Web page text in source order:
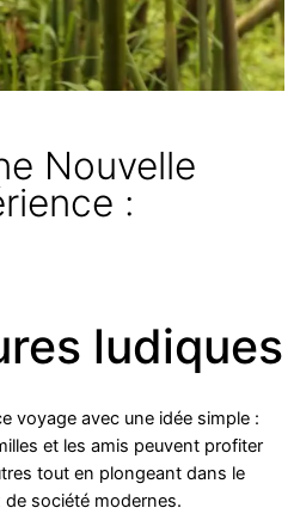
Nouvelle
:
ludiques
voyage avec une idée simple :
et les amis peuvent profiter
tout en plongeant dans le
de société modernes.